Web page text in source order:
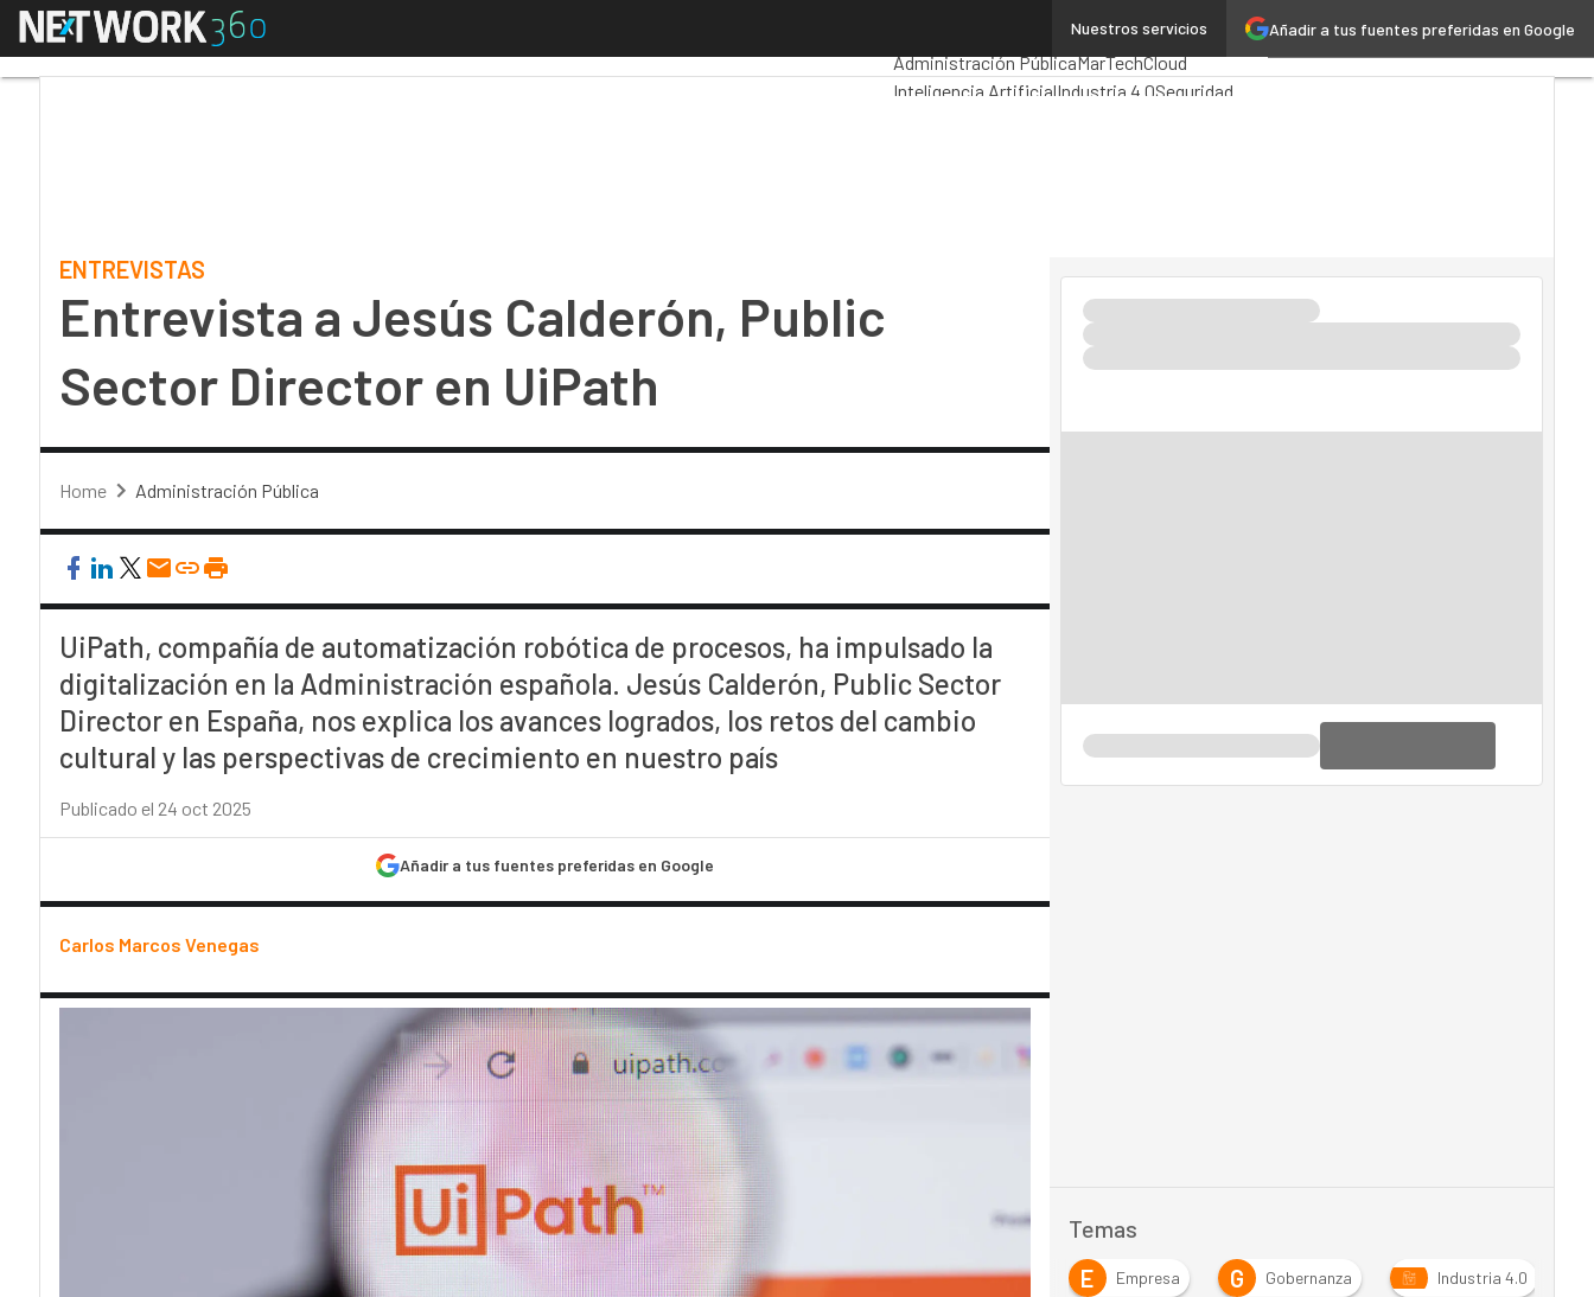
Añadir a tus fuentes preferidas en Google
Nuestros servicios
Menú
Analytics
Administración PúblicaMarTechCloud
Inteligencia ArtificialIndustria 4.0Seguridad
ENTREVISTAS
Entrevista a Jesús Calderón, Public
Sector Director en UiPath
Home Administración Pública
UiPath, compañía de automatización robótica de procesos, ha impulsado la
digitalización en la Administración española. Jesús Calderón, Public Sector
Director en España, nos explica los avances logrados, los retos del cambio
cultural y las perspectivas de crecimiento en nuestro país
Publicado el 24 oct 2025
Añadir a tus fuentes preferidas en Google
Carlos Marcos Venegas
Temas
A
Automatización E Empresa G Gobernanza Industria 4.0